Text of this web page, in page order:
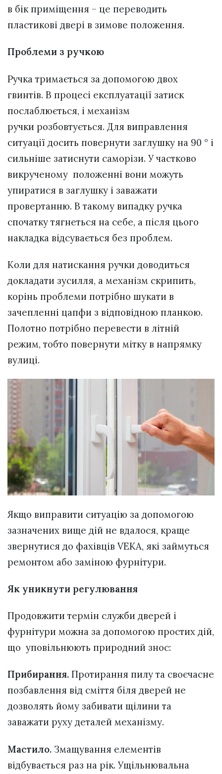
в бік приміщення – це переводить
пластикові двері в зимове положення.
Проблеми з ручкою
Ручка тримається за допомогою двох
гвинтів. В процесі експлуатації затиск
послаблюється, і механізм
ручки розбовтується. Для виправлення
ситуації досить повернути заглушку на 90 ° і
сильніше затиснути саморізи. У частково
викрученому положенні вони можуть
упиратися в заглушку і заважати
провертанню. В такому випадку ручка
спочатку тягнеться на себе, а після цього
накладка відсувається без проблем.
Коли для натискання ручки доводиться
докладати зусилля, а механізм скрипить,
корінь проблеми потрібно шукати в
зачепленні цапфи з відповідною планкою.
Полотно потрібно перевести в літній
режим, тобто повернути мітку в напрямку
вулиці.
Якщо виправити ситуацію за допомогою
зазначених вище дій не вдалося, краще
звернутися до фахівців VEKA, які займуться
ремонтом або заміною фурнітури.
Як уникнути регулювання
Продовжити термін служби дверей і
фурнітури можна за допомогою простих дій,
що уповільнюють природний знос:
Прибирання. Протирання пилу та своєчасне
позбавлення від сміття біля дверей не
дозволять йому забивати щілини та
заважати руху деталей механізму.
Мастило. Змащування елементів
відбувається раз на рік. Ущільнювальна